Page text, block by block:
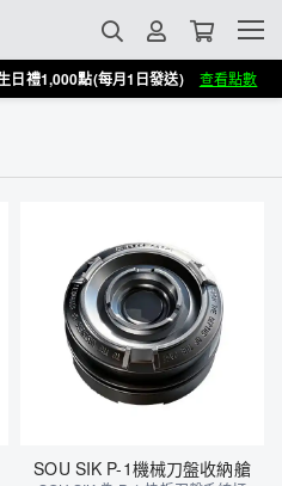
日禮1,000點(每月1日發送) 查看點數
SOU SIK P-1機械刀盤收納艙